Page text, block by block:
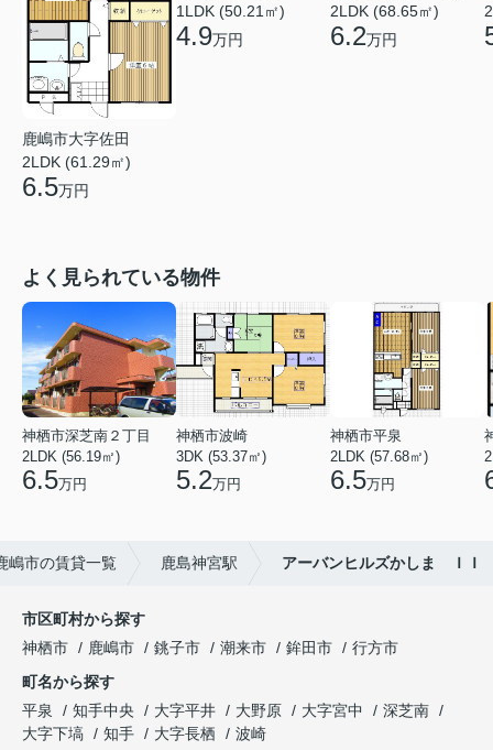
鹿嶋市大字佐田
2LDK (61.29㎡)
6.5万円
1LDK (50.21㎡)
4.9万円
2LDK (68.65㎡)
6.2万円
よく見られている物件
神栖市深芝南２丁目
2LDK (56.19㎡)
6.5万円
神栖市波崎
3DK (53.37㎡)
5.2万円
神栖市平泉
2LDK (57.68㎡)
6.5万円
嶋市の賃貸一覧 鹿島神宮駅 アーバンヒルズかしま ＩＩ
市区町村から探す
神栖市
鹿嶋市 銚子市 潮来市 鉾田市
行方市
町名から探す
平泉
知手中央 大字平井 大野原 大字宮中
深芝南
大字下塙
知手 大字長栖
波崎